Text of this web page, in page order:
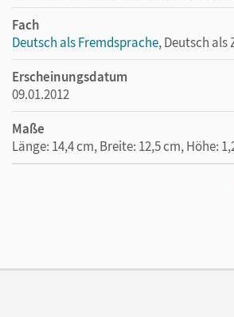
Fach
Deutsch als Fremdsprache, Deutsch
Erscheinungsdatum
09.01.2012
Maße
Länge: 14,4 cm, Breite: 12,5 cm, Höhe: